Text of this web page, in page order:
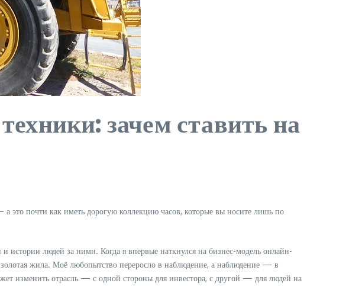
зачем ставить на
это почти как иметь дорогую коллекцию часов, которые вы носите лишь по
людей за ними. Когда я впервые наткнулся на бизнес-модель онлайн-
жила. Моё любопытство переросло в наблюдение, а наблюдение — в
изменить отрасль — с одной стороны для инвестора, с другой — для людей на